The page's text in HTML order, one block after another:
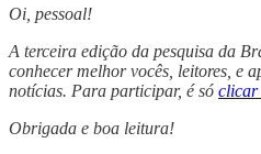
Oi, pessoal!
A terceira edição da pesquisa da
conhecer melhor vocês, leitores, e
notícias. Para participar, é só clicar
Obrigada e boa leitura!